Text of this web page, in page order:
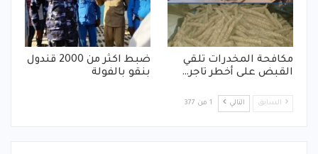
مكافحة المخدرات تلقي
القبض على أخطر تاجر…
ضبط اكثر من 2000 قندول
بنقو بالفولة
السابق التالي 1 من 377